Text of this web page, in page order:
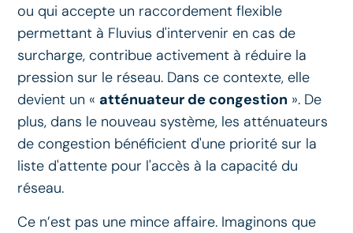
ou qui accepte un raccordement flexible
permettant à Fluvius d'intervenir en cas de
surcharge, contribue activement à réduire la
pression sur le réseau. Dans ce contexte, elle
devient un « atténuateur de congestion ». De
plus, dans le nouveau système, les atténuateurs
de congestion bénéficient d'une priorité sur la
liste d'attente pour l'accès à la capacité du
réseau.
Ce n’est pas une mince affaire. Imaginons que